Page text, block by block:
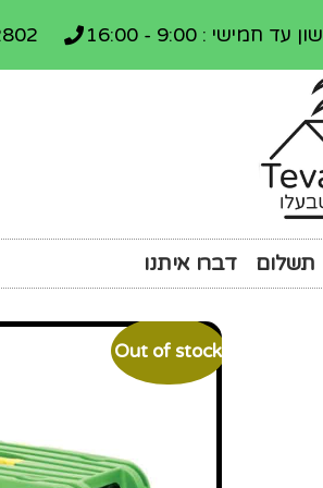
עד חמישי : 9:00 - 16:00
תשלום דברו איתנו
Out of stock